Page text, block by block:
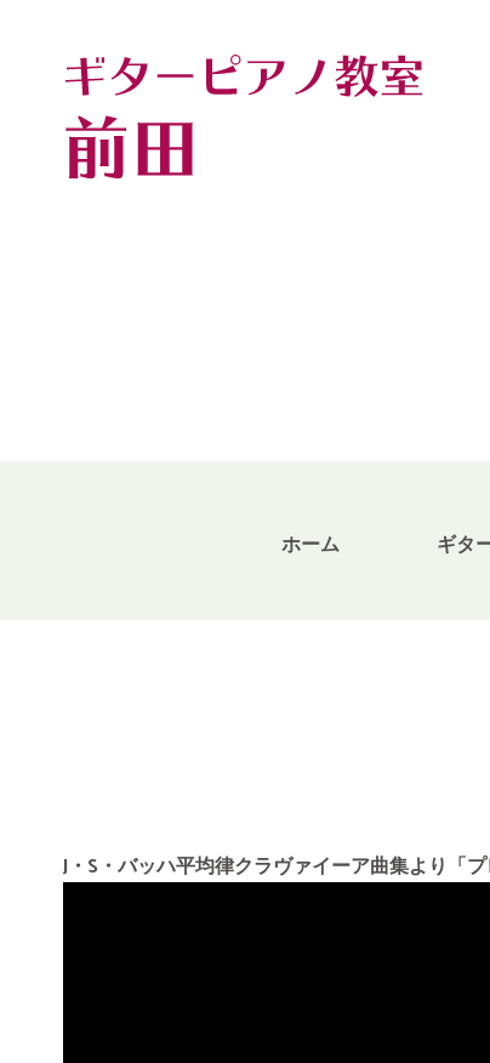
ホーム ギタ
J・S・バッハ平均律クラヴァイーア曲集より「プ